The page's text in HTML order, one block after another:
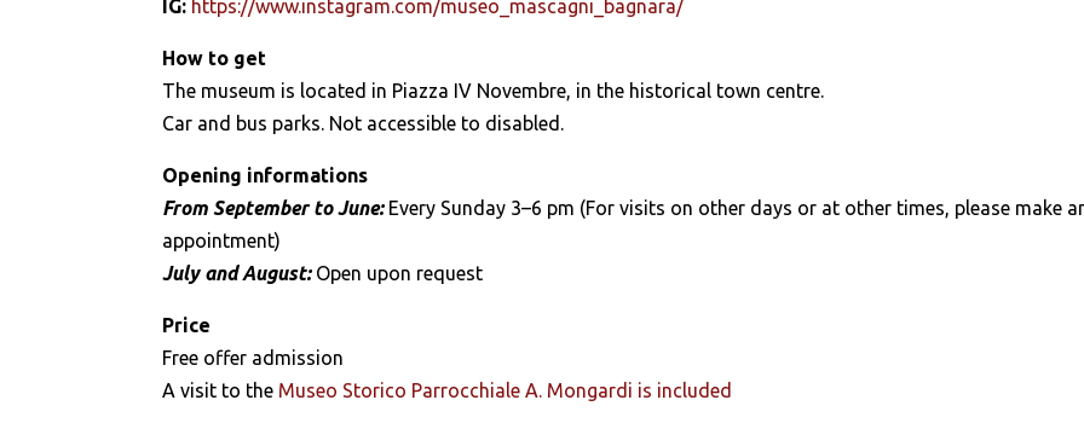
IG: https://www.instagram.com/museo_mascagni_bagnara/
How to get
The museum is located in Piazza IV Novembre, in the historical town centre.
Car and bus parks. Not accessible to disabled.
Opening informations
From September to June:Every Sunday 3–6 pm (For visits on other days or at other times, please make
appointment)
July and August:Open upon request
Price
Free offer admission
A visit to the Museo Storico Parrocchiale A. Mongardi is included